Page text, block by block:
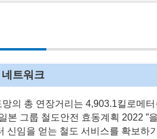
트워크
의 총 연장거리는 4,903.1킬로메
본 그룹 철도안전 효동계획 2022 ”
신임을 얻는 철도 서비스를 확보